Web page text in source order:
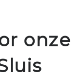
onze